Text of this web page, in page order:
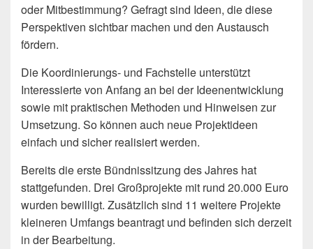
oder Mitbestimmung? Gefragt sind Ideen, die diese
Perspektiven sichtbar machen und den Austausch
fördern.
Die Koordinierungs- und Fachstelle unterstützt
Interessierte von Anfang an bei der Ideenentwicklung
sowie mit praktischen Methoden und Hinweisen zur
Umsetzung. So können auch neue Projektideen
einfach und sicher realisiert werden.
Bereits die erste Bündnissitzung des Jahres hat
stattgefunden. Drei Großprojekte mit rund 20.000 Euro
wurden bewilligt. Zusätzlich sind 11 weitere Projekte
kleineren Umfangs beantragt und befinden sich derzeit
in der Bearbeitung.